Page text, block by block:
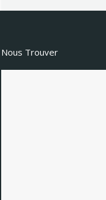
Nous Trouver